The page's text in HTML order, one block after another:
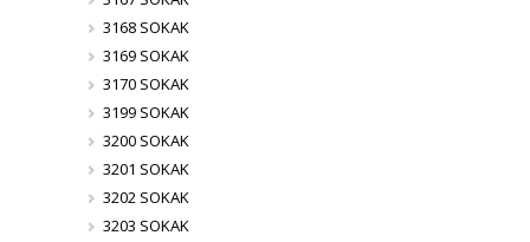
3168 SOKAK
3169 SOKAK
3170 SOKAK
3199 SOKAK
3200 SOKAK
3201 SOKAK
3202 SOKAK
3203 SOKAK